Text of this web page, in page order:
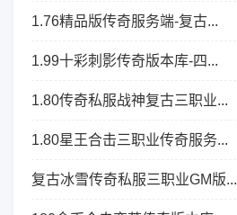
1.76精品版传奇服务端-复古...
1.99十彩刺影传奇版本库-四...
1.80传奇私服战神复古三职业...
1.80星王合击三职业传奇服务...
复古冰雪传奇私服三职业GM版...